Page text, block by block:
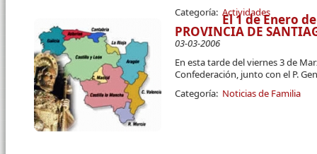
Categoría: Actividades
El 1 de Enero
PROVINCIA DE
03-03-2006
En esta tarde del viernes 3 de
Confederación, junto con el P.
Categoría: Noticias de Familia